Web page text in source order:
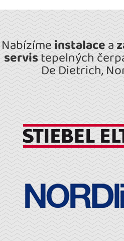
Nabízímeinstalacea
servistepelných
De Dietrich,